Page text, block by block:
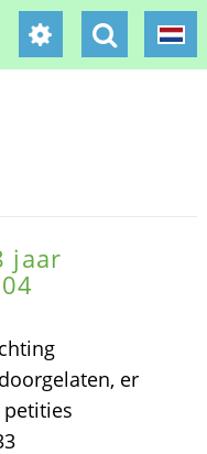
jaar
er
petities